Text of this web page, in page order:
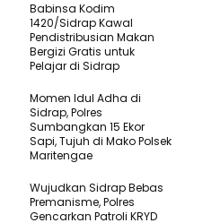
Babinsa Kodim
1420/Sidrap Kawal
Pendistribusian Makan
Bergizi Gratis untuk
Pelajar di Sidrap
Momen Idul Adha di
Sidrap, Polres
Sumbangkan 15 Ekor
Sapi, Tujuh di Mako Polsek
Maritengae
Wujudkan Sidrap Bebas
Premanisme, Polres
Gencarkan Patroli KRYD